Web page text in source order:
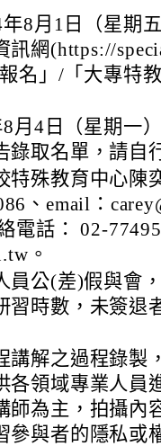
8月1日（星期
訊網(https://
名」/「大專特
月4日（星期一
錄取名單，請自
特殊教育中心陳
、email：
電話： 02-
。
員公(差)假與會
習時數，未簽退
講解之過程錄製
各領域專業人員
師為主，拍攝內
參與者的隱私或